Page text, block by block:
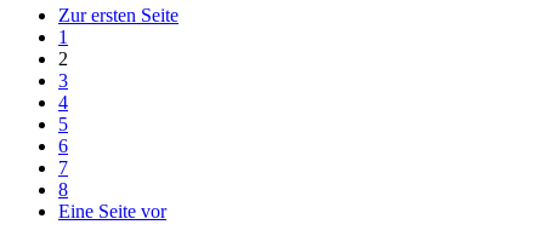
Zur ersten Seite
1
2
3
4
5
6
7
8
Eine Seite vor